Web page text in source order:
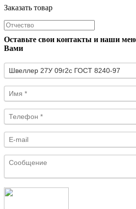
Заказать товар
Оставьте свои контакты и наши
Вами